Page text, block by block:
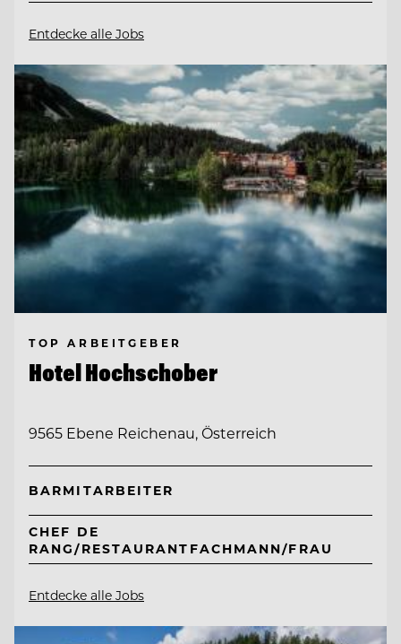
Entdecke alle Jobs
TOP ARBEITGEBER
Hotel Hochschober
9565 Ebene Reichenau, Österreich
BARMITARBEITER
CHEF DE
RANG/RESTAURANTFACHMANN/FRAU
Entdecke alle Jobs